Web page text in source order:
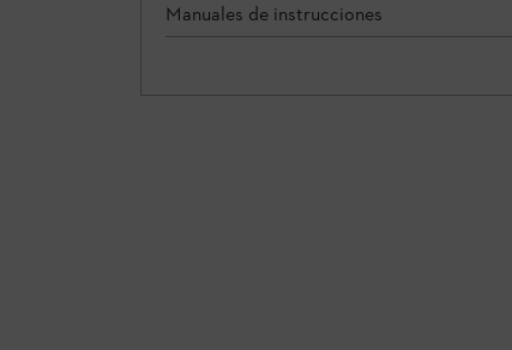
Manuales de instrucciones